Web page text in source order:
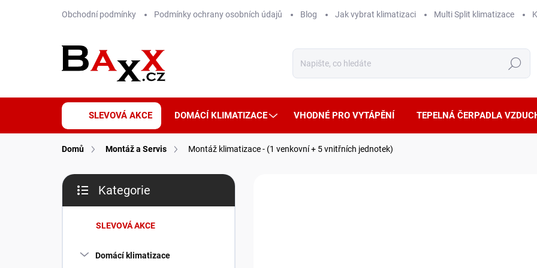
Obchodní podmínky Podmínky ochrany osobních údajů Blog Jak vybrat klimatizaci Multi Split klimatizace
Hledat
SLEVOVÁ AKCE DOMÁCÍ KLIMATIZACE VHODNÉ PRO VYTÁPĚNÍ TEPELNÁ ČERPADLA
Domů Montáž a Servis Montáž klimatizace - (1 venkovní + 5 vnitřních jednotek)
P
s
kategorie
Kategorie
SLEVOVÁ AKCE
Domácí klimatizace